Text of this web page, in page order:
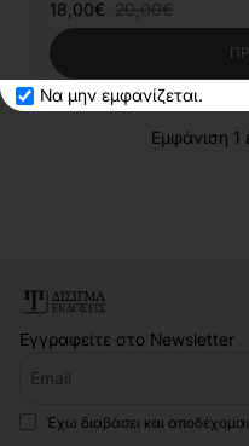
Να μην εμφανίζεται.
18,00€ 20,00€
Εμφάνιση 1
Εγγραφείτε στο Newsletter
Έχω διαβάσει και